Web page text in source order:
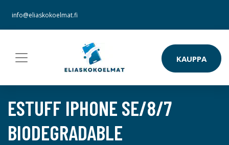
info@eliaskokoelmat.fi
KAUPPA
ESTUFF IPHONE SE/8/7
BIODEGRADABLE